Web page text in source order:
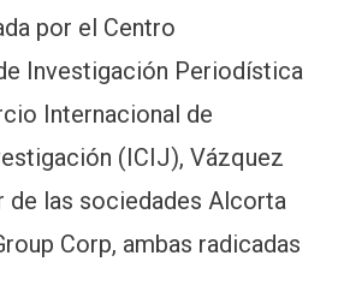
por el Centro
Investigación Periodística
Internacional de
(ICIJ), Vázquez
las sociedades Alcorta
Corp, ambas radicadas